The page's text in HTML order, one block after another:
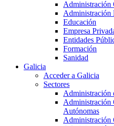
Administración
Administración
Educación
Empresa
Entidades
Formación
Sanidad
Galicia
Acceder a Galicia
Sectores
Administración
Administración
Autónomas
Administración